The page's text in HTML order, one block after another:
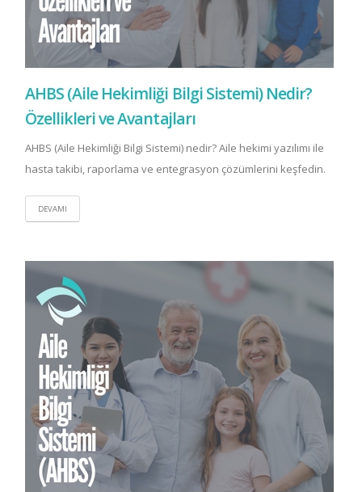
AHBS (Aile Hekimliği Bilgi Sistemi) Nedir?
Özellikleri ve Avantajları
AHBS (Aile Hekimliği Bilgi Sistemi) nedir? Aile hekimi yazılımı ile
hasta takibi, raporlama ve entegrasyon çözümlerini keşfedin.
DEVAMI